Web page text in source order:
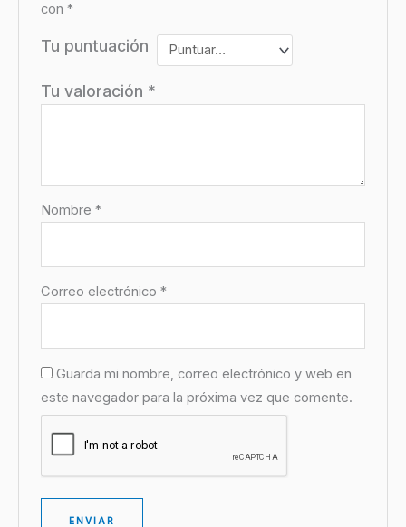
con*
Tu puntuación
Tu valoración *
Nombre*
Correo electrónico*
Guarda mi nombre, correo electrónico y web en
este navegador para la próxima vez que comente.